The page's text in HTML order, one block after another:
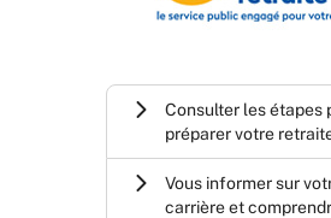
Consulter les étapes
préparer votre
Vous informer sur
carrière et